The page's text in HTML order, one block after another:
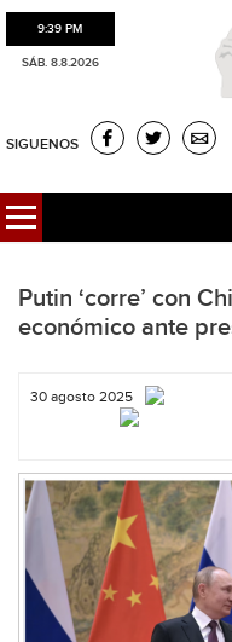
9:39 PM
SÁB. 8.8.2026
SIGUENOS
Putin ‘corre’ con
económico ante
30 agosto 2025